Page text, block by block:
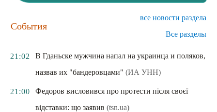
События
все новости раздела
Все разделы
21:02
В Гданьске мужчина напал на украинца и поляков,
назвав их "бандеровцами" (ИА УНН)
21:00
Федоров висловився про протести після своєї
відставки: що заявив (tsn.ua)